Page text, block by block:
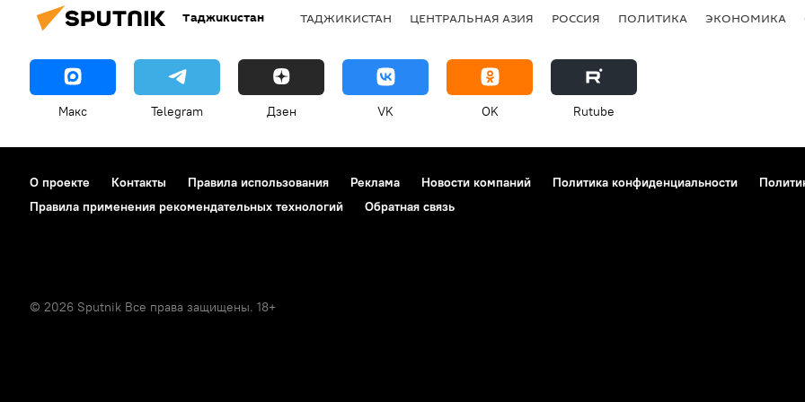
Таджикистан ТАДЖИКИСТАН ЦЕНТРАЛЬНАЯ АЗИЯ РОССИЯ ПОЛИТИКА ЭКОНОМИКА
Макс Telegram Дзен VK OK Rutube
О проекте Контакты Правила использования Реклама Новости компаний Политика конфиденциальности
Правила применения рекомендательных технологий
Обратная связь
© 2026 Sputnik Все права защищены. 18+